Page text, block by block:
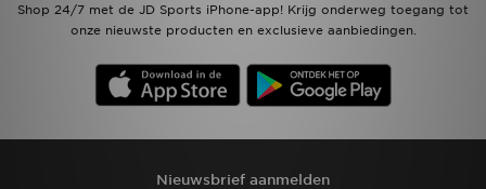
Shop 24/7 met de JD Sports iPhone-app! Krijg onderweg toegang tot
onze nieuwste producten en exclusieve aanbiedingen.
Nieuwsbrief aanmelden